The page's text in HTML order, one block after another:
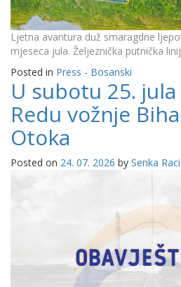
Ljetna avantura duž smaragdne
mjeseca jula. Željeznička putnička
Posted in Press - Bosanski
U subotu 25.
Redu vožnje
Otoka
Posted on 24. 07. 2026 by Senka